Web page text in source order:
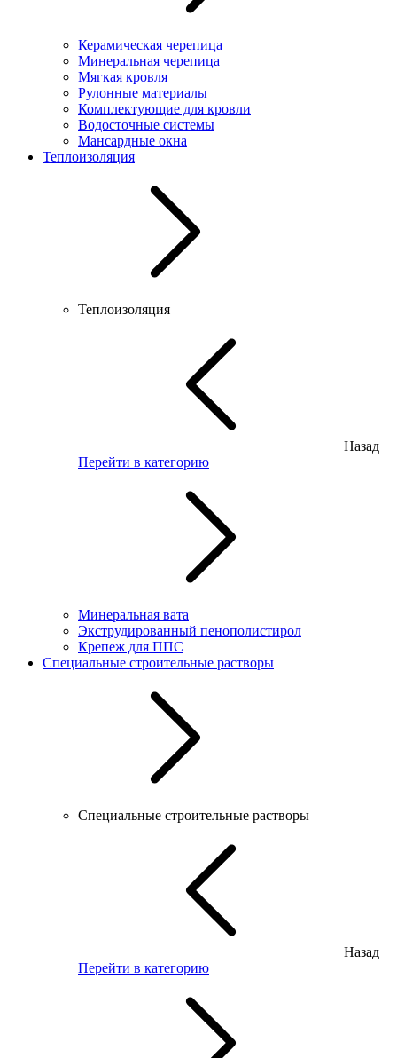
Керамическая черепица
Минеральная черепица
Мягкая кровля
Рулонные материалы
Комплектующие для кровли
Водосточные системы
Мансардные окна
Теплоизоляция
Теплоизоляция
Назад
Перейти в категорию
Минеральная вата
Экструдированный пенополистирол
Крепеж для ППС
Специальные строительные растворы
Специальные строительные растворы
Назад
Перейти в категорию